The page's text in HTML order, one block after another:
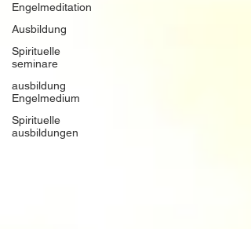
Engelmeditation
Ausbildung
Spirituelle
seminare
ausbildung
Engelmedium
Spirituelle
ausbildungen